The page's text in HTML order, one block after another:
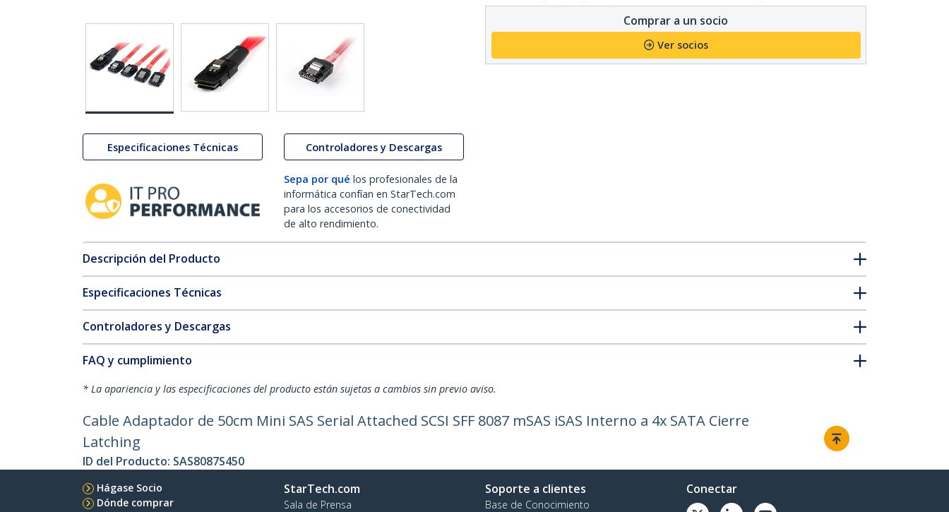
Especificaciones Técnicas Controladores y Descargas
Sepa por qué los profesionales de la
informática confían en StarTech.com
para los accesorios de conectividad
de alto rendimiento.
Comprar a un socio
Ver socios
Descripción del Producto
Especificaciones Técnicas
Controladores y Descargas
FAQ y cumplimiento
* La apariencia y las especificaciones del producto están sujetas a cambios sin previo aviso.
Cable Adaptador de 50cm Mini SAS Serial Attached SCSI SFF 8087 mSAS iSAS Interno a 4x SATA Cierre
Latching
ID del Producto: SAS8087S450
Hágase Socio
Dónde comprar
StarTech.com
Sala de Prensa
Soporte a clientes
Base de Conocimiento
Conectar